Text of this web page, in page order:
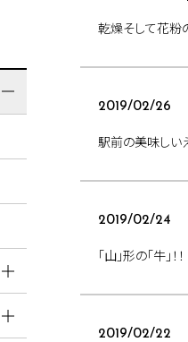
乾燥そして花粉の
2019/02/26
駅前の美味しい
2019/02/24
「山」形の「牛」！！
2019/02/22